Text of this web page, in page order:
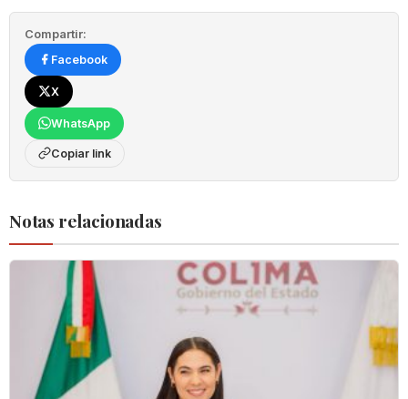
Compartir:
Facebook
X
WhatsApp
Copiar link
Notas relacionadas